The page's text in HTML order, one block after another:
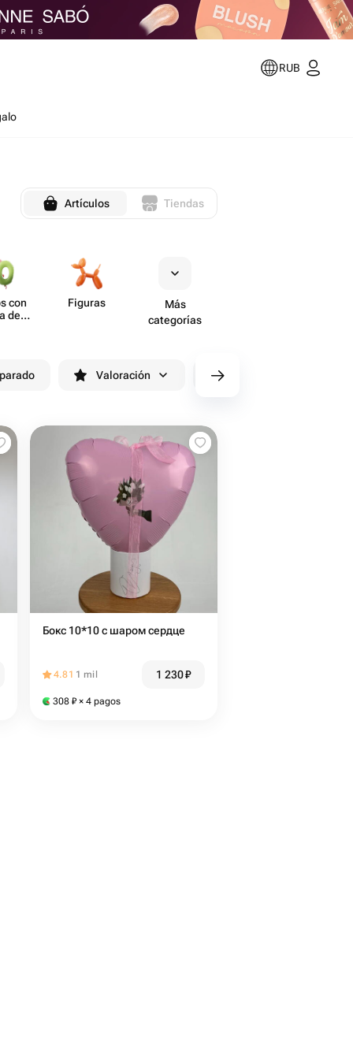
RUB
Artículos Tiendas
con
de
Figuras
Más
categorías
Valoración cv/filters/name_fast_delivery
Бокс 10*10 с шаром сердце
4.81 1 mil 1 230₽
308 ₽ × 4 pagos